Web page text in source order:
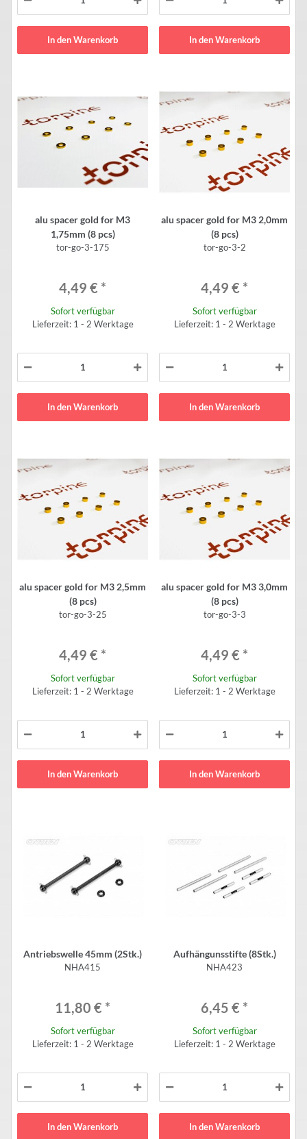
In den Warenkorb In den Warenkorb
alu spacer gold for M3
1,75mm (8 pcs)
tor-go-3-175
4,49 € *
Sofort verfügbar
Lieferzeit: 1 - 2 Werktage
In den Warenkorb
alu spacer gold for M3 2,0mm
(8 pcs)
tor-go-3-2
4,49 € *
Sofort verfügbar
Lieferzeit: 1 - 2 Werktage
In den Warenkorb
alu spacer gold for M3 2,5mm
(8 pcs)
tor-go-3-25
4,49 € *
Sofort verfügbar
Lieferzeit: 1 - 2 Werktage
In den Warenkorb
alu spacer gold for M3 3,0mm
(8 pcs)
tor-go-3-3
4,49 € *
Sofort verfügbar
Lieferzeit: 1 - 2 Werktage
In den Warenkorb
Antriebswelle 45mm (2Stk.)
NHA415
11,80 € *
Sofort verfügbar
Lieferzeit: 1 - 2 Werktage
In den Warenkorb
Aufhängunsstifte (8Stk.)
NHA423
6,45 € *
Sofort verfügbar
Lieferzeit: 1 - 2 Werktage
In den Warenkorb